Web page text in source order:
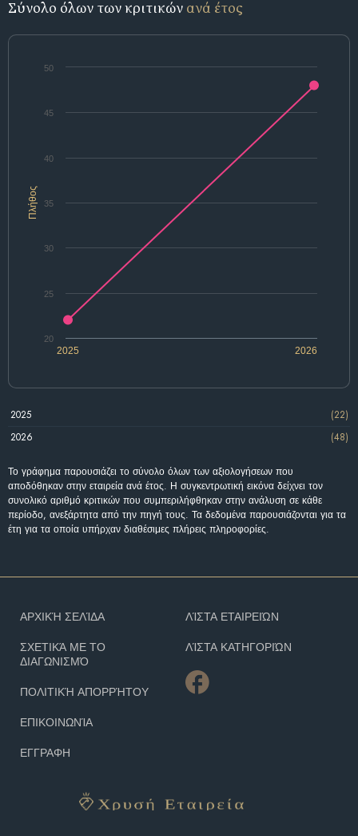
Σύνολο όλων των κριτικών ανά έτος
Πλήθος
2025 2026
20
25
30
35
40
45
50
2025
(22)
2026
(48)
Το γράφημα παρουσιάζει το σύνολο όλων των αξιολογήσεων που
αποδόθηκαν στην εταιρεία ανά έτος. Η συγκεντρωτική εικόνα δείχνει τον
συνολικό αριθμό κριτικών που συμπεριλήφθηκαν στην ανάλυση σε κάθε
περίοδο, ανεξάρτητα από την πηγή τους. Τα δεδομένα παρουσιάζονται για τα
έτη για τα οποία υπήρχαν διαθέσιμες πλήρεις πληροφορίες.
ΑΡΧΙΚΉ ΣΕΛΊΔΑ
ΣΧΕΤΙΚΆ ΜΕ ΤΟ
ΔΙΑΓΩΝΙΣΜΌ
ΠΟΛΙΤΙΚΉ ΑΠΟΡΡΉΤΟΥ
ΕΠΙΚΟΙΝΩΝΊΑ
ΕΓΓΡΑΦΗ
ΛΊΣΤΑ ΕΤΑΙΡΕΙΏΝ
ΛΊΣΤΑ ΚΑΤΗΓΟΡΙΏΝ